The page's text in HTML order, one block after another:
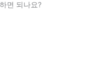
면 되나요?